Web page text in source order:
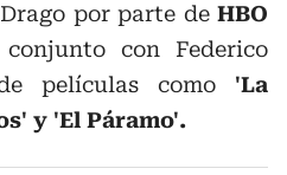
por parte de HBO
con Federico
películas como 'La
y 'El Páramo'.